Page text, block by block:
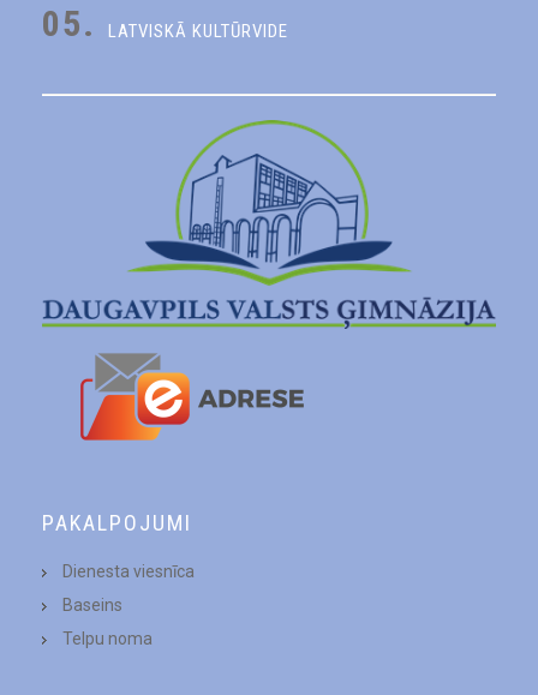
05. LATVISKĀ KULTŪRVIDE
PAKALPOJUMI
Dienesta viesnīca
Baseins
Telpu noma